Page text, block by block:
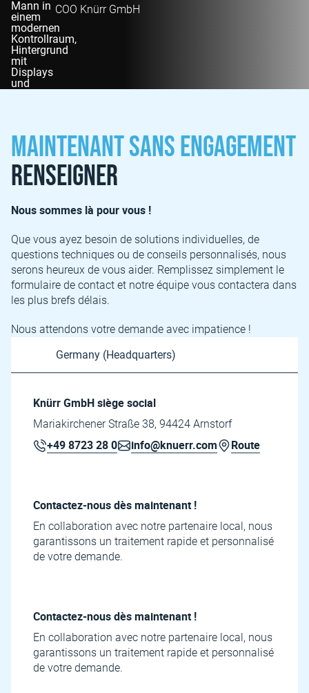
COO Knürr GmbH
Maintenant sans engagement
renseigner
Nous sommes là pour vous !
Que vous ayez besoin de solutions individuelles, de
questions techniques ou de conseils personnalisés, nous
serons heureux de vous aider. Remplissez simplement le
formulaire de contact et notre équipe vous contactera dans
les plus brefs délais.
Nous attendons votre demande avec impatience !
Knürr GmbH siège social
Mariakirchener Straße 38, 94424 Arnstorf
+49 8723 28 0 info@knuerr.com Route
Contactez-nous dès maintenant !
En collaboration avec notre partenaire local, nous
garantissons un traitement rapide et personnalisé
de votre demande.
Contactez-nous dès maintenant !
En collaboration avec notre partenaire local, nous
garantissons un traitement rapide et personnalisé
de votre demande.